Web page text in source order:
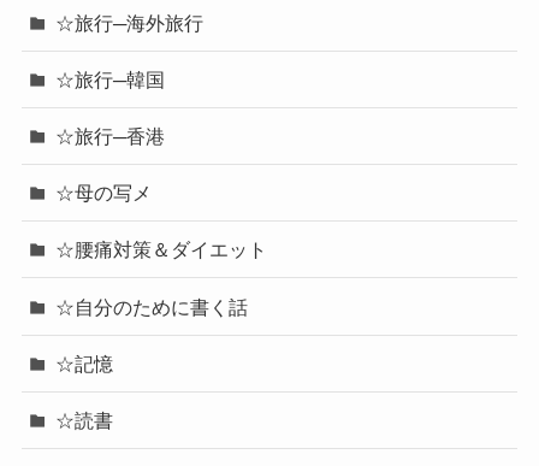
☆旅行─海外旅行
☆旅行─韓国
☆旅行─香港
☆母の写メ
☆腰痛対策＆ダイエット
☆自分のために書く話
☆記憶
☆読書